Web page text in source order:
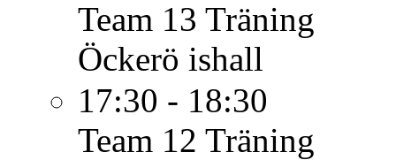
Team 13 Träning
Öckerö ishall
17:30 - 18:30
Team 12 Träning